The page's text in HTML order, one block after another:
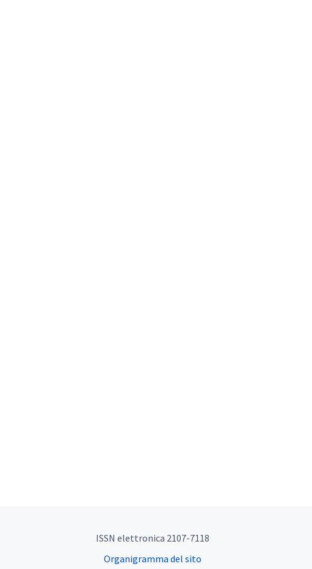
ISSN elettronica 2107-7118
Organigramma del sito